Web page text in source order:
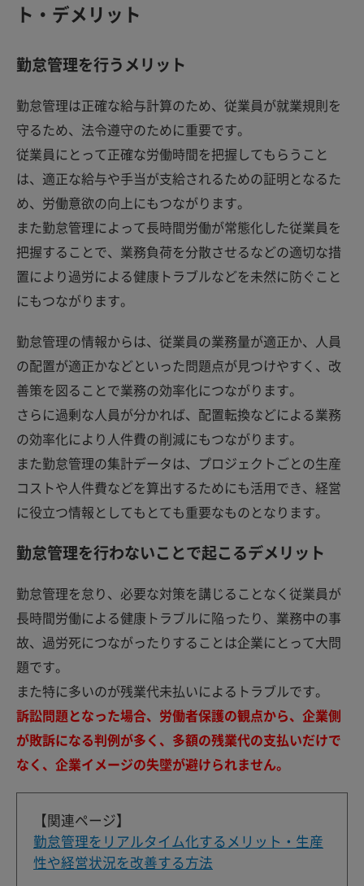
ト・デメリット
勤怠管理を行うメリット
勤怠管理は正確な給与計算のため、従業員が就業規則を
守るため、法令遵守のために重要です。
従業員にとって正確な労働時間を把握してもらうこと
は、適正な給与や手当が支給されるための証明となるた
め、労働意欲の向上にもつながります。
また勤怠管理によって長時間労働が常態化した従業員を
把握することで、業務負荷を分散させるなどの適切な措
置により過労による健康トラブルなどを未然に防ぐこと
にもつながります。
勤怠管理の情報からは、従業員の業務量が適正か、人員
の配置が適正かなどといった問題点が見つけやすく、改
善策を図ることで業務の効率化につながります。
さらに過剰な人員が分かれば、配置転換などによる業務
の効率化により人件費の削減にもつながります。
また勤怠管理の集計データは、プロジェクトごとの生産
コストや人件費などを算出するためにも活用でき、経営
に役立つ情報としてもとても重要なものとなります。
勤怠管理を行わないことで起こるデメリット
勤怠管理を怠り、必要な対策を講じることなく従業員が
長時間労働による健康トラブルに陥ったり、業務中の事
故、過労死につながったりすることは企業にとって大問
題です。
また特に多いのが残業代未払いによるトラブルです。
訴訟問題となった場合、労働者保護の観点から、企業側
が敗訴になる判例が多く、多額の残業代の支払いだけで
なく、企業イメージの失墜が避けられません。
【関連ページ】
勤怠管理をリアルタイム化するメリット・生産
性や経営状況を改善する方法